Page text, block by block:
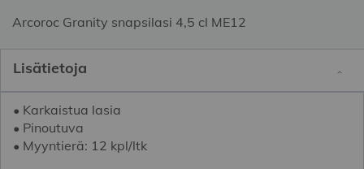
Arcoroc Granity snapsilasi 4,5 cl ME12
Lisätietoja
• Karkaistua lasia
• Pinoutuva
• Myyntierä: 12 kpl/ltk